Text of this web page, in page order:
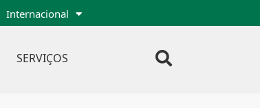
Internacional
SERVIÇOS